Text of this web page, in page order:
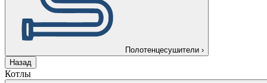
Полотенцесушители ›
Назад
Котлы